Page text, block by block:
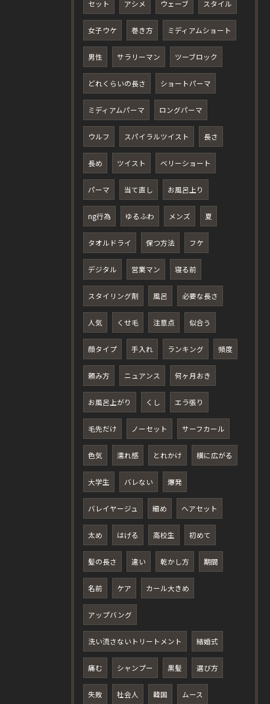
セット アシメ ウェーブ スタイル
女子ウケ 巻き方 ミディアムショート
男性 サラリーマン ツーブロック
どれくらいの長さ ショートパーマ
ミディアムパーマ ロングパーマ
ウルフ スパイラルツイスト 長さ
長め ツイスト ベリーショート
パーマ 当て直し お風呂上り
ng行為 ゆるふわ メンズ 夏
タオルドライ 保つ方法 フケ
デジタル 営業マン 寝る前
スタイリング剤 風呂 必要な長さ
人気 くせ毛 注意点 似合う
顔タイプ 手入れ ランキング 頻度
頼み方 ニュアンス 何ヶ月おき
お風呂上がり くし エラ張り
毛先だけ ノーセット サーフカール
色気 濡れ感 とれかけ 横に広がる
大学生 バレない 爆発
バレイヤージュ 細め ヘアセット
太め はげる 高校生 初めて
髪の長さ 違い 乾かし方 期間
名前 ケア カール大きめ
アップバング
洗い流さないトリートメント 結婚式
痛む シャンプー 黒髪 選び方
失敗 社会人 韓国 ムース